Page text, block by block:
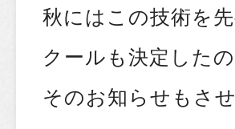
秋にはこの技術を
クールも決定したの
そのお知らせもさ